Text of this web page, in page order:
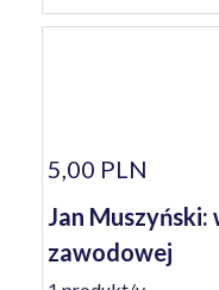
5,00 PLN
Jan
zawodowej